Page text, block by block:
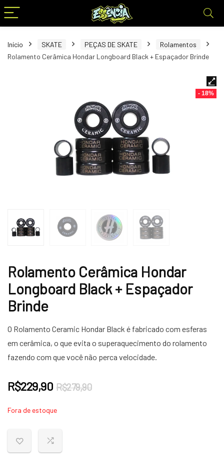
Início SKATE PEÇAS DE SKATE
Rolamentos
Rolamento Cerâmica Hondar Longboard Black + Espaçador Brinde
- 18%
Rolamento Cerâmica Hondar
Longboard Black + Espaçador
Brinde
O Rolamento Ceramic Hondar Black é fabricado com esferas
em cerâmica, o que evita o superaquecimento do rolamento
fazendo com que você não perca velocidade.
R$279,90O
R$229,90
O
Fora de estoque